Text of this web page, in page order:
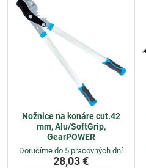
Nožnice na konáre cut.42
mm, Alu/SoftGrip,
GearPOWER
Doručíme do 5 pracovných dní
28,03 €